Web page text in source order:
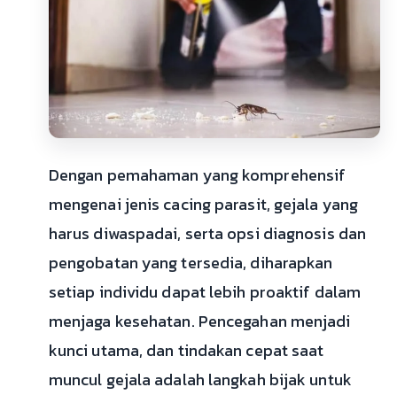
Dengan pemahaman yang komprehensif
mengenai jenis cacing parasit, gejala yang
harus diwaspadai, serta opsi diagnosis dan
pengobatan yang tersedia, diharapkan
setiap individu dapat lebih proaktif dalam
menjaga kesehatan. Pencegahan menjadi
kunci utama, dan tindakan cepat saat
muncul gejala adalah langkah bijak untuk